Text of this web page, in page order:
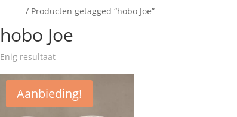
/ Producten getagged “hobo Joe”
hobo Joe
Enig resultaat
Aanbieding!